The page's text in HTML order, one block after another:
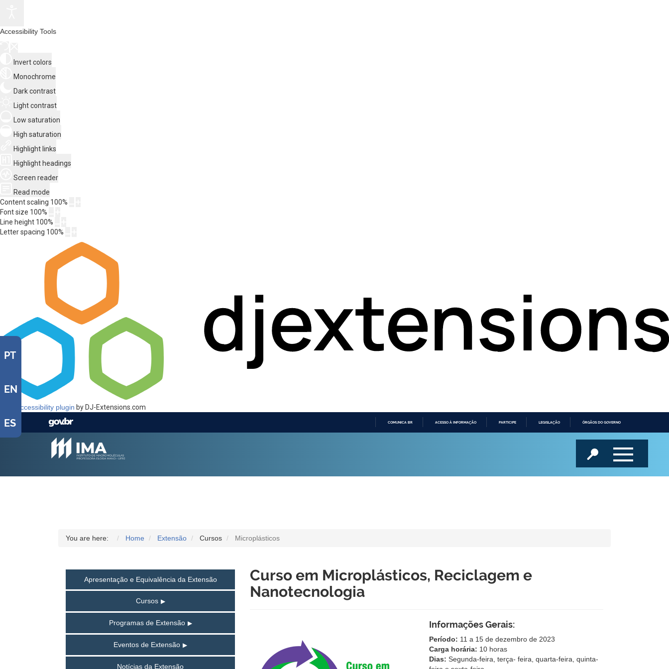
Accessibility Tools
Invert colors
Monochrome
Dark contrast
Light contrast
Low saturation
High saturation
Highlight links
Highlight headings
Screen reader
Read mode
Content scaling 100%
Font size 100%
Line height 100%
Letter spacing 100%
Web Accessibility plugin by DJ-Extensions.com
COMUNICA BR ACESSO À INFORMAÇÃO PARTICIPE LEGISLAÇÃO ÓRGÃOS DO GOVERNO
PT
EN
ES
You are here: Home Extensão Cursos Microplásticos
Apresentação e Equivalência da Extensão
Cursos
Programas de Extensão
Eventos de Extensão
Notícias da Extensão
Curso em Microplásticos, Reciclagem e
Nanotecnologia
Informações Gerais:
Período: 11 a 15 de dezembro de 2023
Carga horária: 10 horas
Dias: Segunda-feira, terça- feira, quarta-feira, quinta-